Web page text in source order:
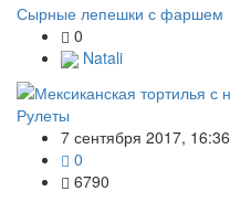
Сырные лепешки с фаршем
0
Natali
Рулеты
7 сентября 2017, 16:36
0
6790